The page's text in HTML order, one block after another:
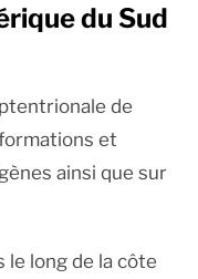
du Sud
de
et
ainsi que sur
le long de la côte